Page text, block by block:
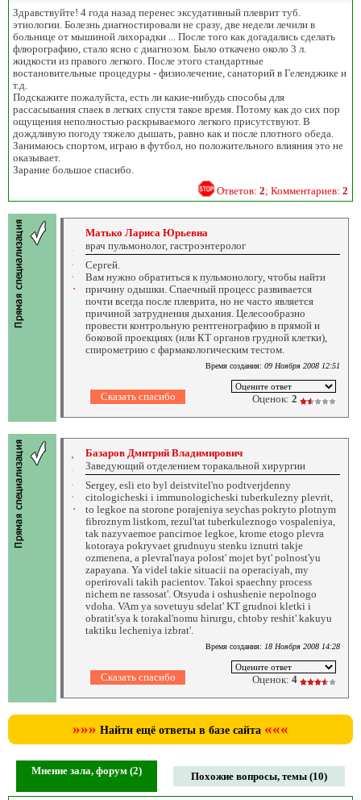
Здравствуйте! 4 года назад перенес эксудативный плеврит туб.
этиологии. Болезнь диагностировали не сразу, две недели лечили в
больнице от мышиной лихорадки ... После того как догадались сделать
флюрографию, стало ясно с диагнозом. Было откачено около 3 л.
жидкости из правого легкого. После этого стандартные
востановительные процедуры - физиолечение, санаторий в Геленджике и
т.д.
Подскажите пожалуйста, есть ли какие-нибудь способы для
рассасывания спаек в легких спустя такое время. Потому как до сих пор
ощущения неполностью раскрываемого легкого присутствуют. В
дождливую погоду тяжело дышать, равно как и после плотного обеда.
Занимаюсь спортом, играю в футбол, но положительного влияния это не
оказывает.
Зарание большое спасибо.
Ответов: 2; Комментариев: 2
Матько Лариса Юрьевна
врач пульмонолог, гастроэнтеролог
Сергей.
Вам нужно обратиться к пульмонологу, чтобы найти
причину одышки. Спаечный процесс развивается
почти всегда после плеврита, но не часто является
причиной затруднения дыхания. Целесообразно
провести контрольную рентгенографию в прямой и
боковой проекциях (или КТ органов грудной клетки),
спирометрию с фармакологическим тестом.
Время создания: 09 Ноября 2008 12:51
Оценок: 2
Базаров Дмитрий Владимирович
Заведующий отделением торакальной хирургии
Sergey, esli eto byl deistvitel'no podtverjdenny
citologicheski i immunologicheski tuberkulezny plevrit,
to legkoe na storone porajeniya seychas pokryto plotnym
fibroznym listkom, rezul'tat tuberkuleznogo vospaleniya,
tak nazyvaemoe pancirnoe legkoe, krome etogo plevra
kotoraya pokryvaet grudnuyu stenku iznutri takje
ozmenena, a plevral'naya polost' mojet byt' polnost'yu
zapayana. Ya videl takie situacii na operaciyah, my
operirovali takih pacientov. Takoi spaechny process
nichem ne rassosat'. Otsyuda i oshushenie nepolnogo
vdoha. VAm ya sovetuyu sdelat' KT grudnoi kletki i
obratit'sya k torakal'nomu hirurgu, chtoby reshit' kakuyu
taktiku lecheniya izbrat'.
Время создания: 18 Ноября 2008 14:28
Оценок: 4
»»» Найти ещё ответы в базе сайта «««
Мнение зала, форум (2) Похожие вопросы, темы (10)